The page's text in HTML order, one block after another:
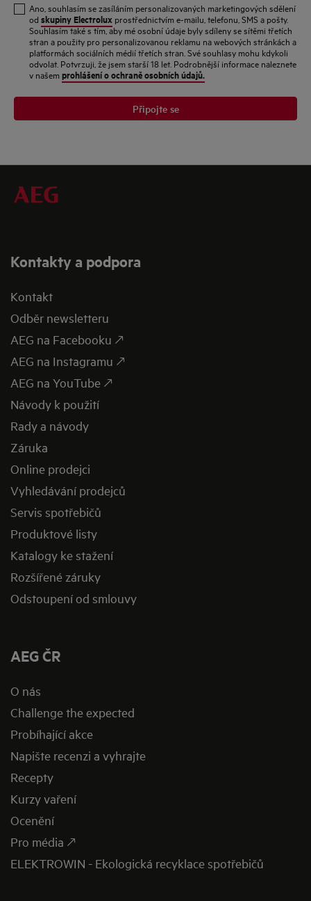
mailAno, souhlasím se zasíláním personalizovaných marketingových sdělení
od skupiny Electrolux prostřednictvím e-mailu, telefonu, SMS a pošty.
Souhlasím také s tím, aby mé osobní údaje byly sdíleny se sítěmi třetích
stran a použity pro personalizovanou reklamu na webových stránkách a
platformách sociálních médií třetích stran. Své souhlasy mohu kdykoli
odvolat. Potvrzuji, že jsem starší 18 let. Podrobnější informace naleznete
v našemprohlášení o ochraně osobních údajů.
Připojte se
Kontakty a podpora
Kontakt
Odběr newsletteru
AEG na Facebooku 🡕
AEG na Instagramu 🡕
AEG na YouTube 🡕
Návody k použití
Rady a návody
Záruka
Online prodejci
Vyhledávání prodejců
Servis spotřebičů
Produktové listy
Katalogy ke stažení
Rozšířené záruky
Odstoupení od smlouvy
AEG ČR
O nás
Challenge the expected
Probíhající akce
Napište recenzi a vyhrajte
Recepty
Kurzy vaření
Ocenění
Pro média 🡕
ELEKTROWIN - Ekologická recyklace spotřebičů